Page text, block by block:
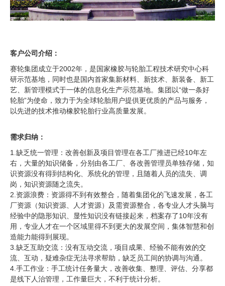
客户公司介绍：
赛轮集团成立于2002年，是国家橡胶与轮胎工程技术研究中心科
研示范基地，同时也是国内首家集新材料、新技术、新装备、新工
艺、新管理模式于一体的信息化生产示范基地。集团以“做一条好
轮胎”为使命，致力于为全球轮胎用户提供更优质的产品与服务，
以先进的技术推动橡胶轮胎行业高质量发展。
需求归纳：
1.缺乏统一管理：改善创新及项目管理在各工厂推进已经10年左
右，大量的知识储备，分别由各工厂、各改善管理员单独存储，知
识资源没有得到结构化、系统化的管理，且随着人员的流失、调
岗，知识资源随之流失。
2.资源浪费：资源得不到有效整合，随着集团化的飞速发展，各工
厂资源（知识资源、人才资源）及需资源整合，各专业人才头脑与
经验中的隐形知识、显性知识没有链接起来，档案存了10年没有
用，专业人才在一个区域里得不到更大的发展空间，集体智慧和创
造能力能得到展现。
3.缺乏互助交流：没有互动交流，项目成果、经验不能有效的交
流、互动，疑难杂症无法寻求帮助，缺乏员工间的协调与沟通。
4.手工作业：手工统计任务量大，改善收集、整理、评估、分享都
是线下人治管理，工作量巨大，不利于统计分析。